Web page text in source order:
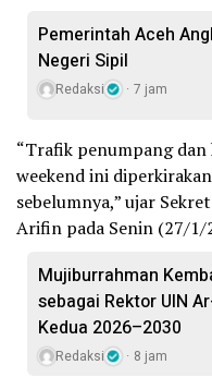
Pemerintah Aceh
Negeri Sipil
Redaksi 7 jam
“Trafik penumpang
weekend ini
sebelumnya,” ujar
Arifin pada Senin (27/1/
Mujiburrahman
sebagai Rektor UIN
Kedua 2026–2030
Redaksi 8 jam